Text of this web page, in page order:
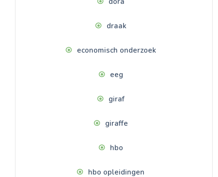
draak
economisch onderzoek
eeg
giraf
giraffe
hbo
hbo opleidingen